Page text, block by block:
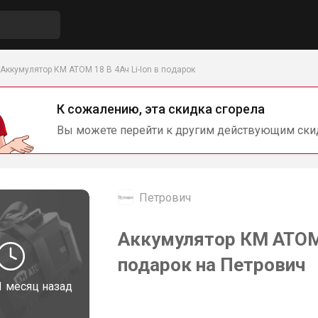
Аккумулятор КМ АТОМ 18 В 4Ач Li-Ion в подарок
К сожалению, эта скидка сгорела
Вы можете перейти к другим действующим
месяц назад
Петрович
Аккумулятор КМ
подарок на Петрович